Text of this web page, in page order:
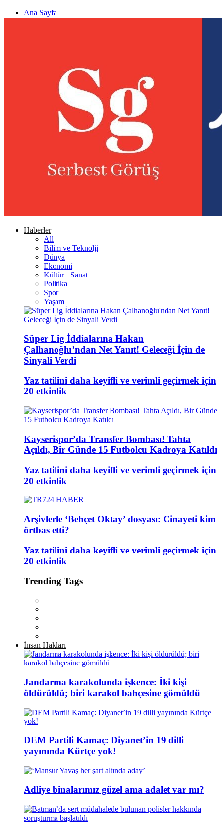
Ana Sayfa
Haberler
All
Bilim ve Teknolji
Dünya
Ekonomi
Kültür - Sanat
Politika
Spor
Yaşam
Süper Lig İddialarına Hakan
Çalhanoğlu’ndan Net Yanıt! Geleceği İçin de
Sinyali Verdi
Yaz tatilini daha keyifli ve verimli geçirmek için
20 etkinlik
Kayserispor’da Transfer Bombası! Tahta
Açıldı, Bir Günde 15 Futbolcu Kadroya Katıldı
Yaz tatilini daha keyifli ve verimli geçirmek için
20 etkinlik
Arşivlerle ‘Behçet Oktay’ dosyası: Cinayeti kim
örtbas etti?
Yaz tatilini daha keyifli ve verimli geçirmek için
20 etkinlik
Trending Tags
İnsan Hakları
Jandarma karakolunda işkence: İki kişi
öldürüldü; biri karakol bahçesine gömüldü
DEM Partili Kamaç: Diyanet’in 19 dilli
yayınında Kürtçe yok!
Adliye binalarımız güzel ama adalet var mı?